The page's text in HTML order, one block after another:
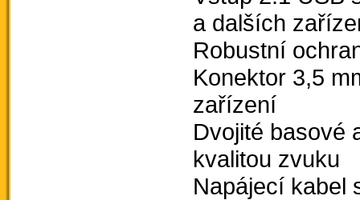
a dalších
Robustní
Konektor 3,5
zařízení
Dvojité basové
kvalitou zvuku
Napájecí kabel